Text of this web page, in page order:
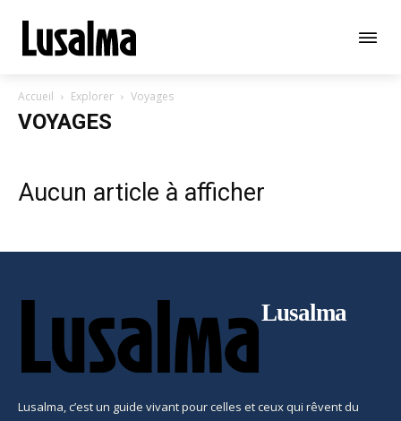
Accueil Explorer Voyages
VOYAGES
Aucun article à afficher
Lusalma
Lusalma, c’est un guide vivant pour celles et ceux qui rêvent du